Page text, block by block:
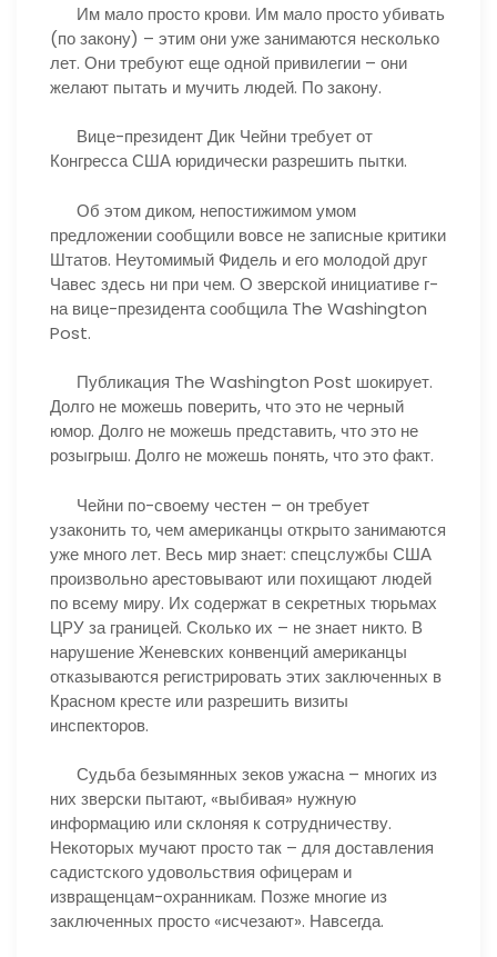
Им мало просто крови. Им мало просто убивать
(по закону) – этим они уже занимаются несколько
лет. Они требуют еще одной привилегии – они
желают пытать и мучить людей. По закону.
Вице-президент Дик Чейни требует от
Конгресса США юридически разрешить пытки.
Об этом диком, непостижимом умом
предложении сообщили вовсе не записные критики
Штатов. Неутомимый Фидель и его молодой друг
Чавес здесь ни при чем. О зверской инициативе г-
на вице-президента сообщила The Washington
Post.
Публикация The Washington Post шокирует.
Долго не можешь поверить, что это не черный
юмор. Долго не можешь представить, что это не
розыгрыш. Долго не можешь понять, что это факт.
Чейни по-своему честен – он требует
узаконить то, чем американцы открыто занимаются
уже много лет. Весь мир знает: спецслужбы США
произвольно арестовывают или похищают людей
по всему миру. Их содержат в секретных тюрьмах
ЦРУ за границей. Сколько их – не знает никто. В
нарушение Женевских конвенций американцы
отказываются регистрировать этих заключенных в
Красном кресте или разрешить визиты
инспекторов.
Судьба безымянных зеков ужасна – многих из
них зверски пытают, «выбивая» нужную
информацию или склоняя к сотрудничеству.
Некоторых мучают просто так – для доставления
садистского удовольствия офицерам и
извращенцам-охранникам. Позже многие из
заключенных просто «исчезают». Навсегда.